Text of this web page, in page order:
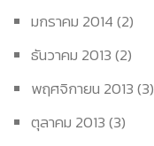
มกราคม 2014(2)
ธันวาคม 2013(2)
พฤศจิกายน 2013(3)
ตุลาคม 2013(3)